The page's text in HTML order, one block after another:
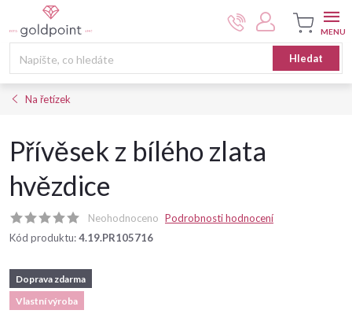
na
Hledat
Nákupní
košík
Na řetízek
Přívěsek z bílého zlata
hvězdice
Neohodnoceno Podrobnosti hodnocení
Kód produktu:4.19.PR105716
Doprava zdarma
Vlastní výroba